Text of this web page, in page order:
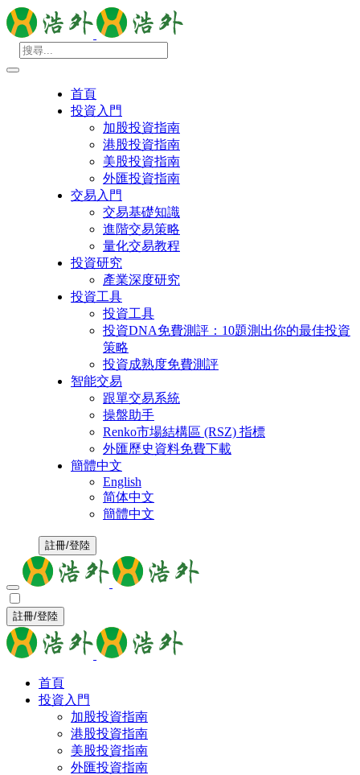
首頁
投資入門
加股投資指南
港股投資指南
美股投資指南
外匯投資指南
交易入門
交易基礎知識
進階交易策略
量化交易教程
投資研究
產業深度研究
投資工具
投資工具
投資DNA免費測評：10題測出你的最佳投資
策略
投資成熟度免費測評
智能交易
跟單交易系統
操盤助手
Renko市場結構區 (RSZ) 指標
外匯歷史資料免費下載
簡體中文
English
简体中文
簡體中文
註冊/登陸
註冊/登陸
首頁
投資入門
加股投資指南
港股投資指南
美股投資指南
外匯投資指南